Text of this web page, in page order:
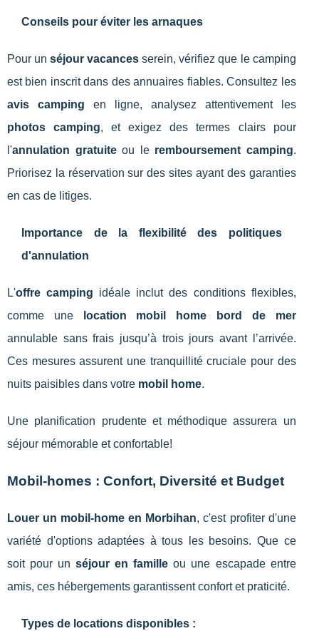
Conseils pour éviter les arnaques
Pour unséjour vacances serein, vérifiez que le camping
est bien inscrit dans des annuaires fiables. Consultez les
avis camping en ligne, analysez attentivement les
photos camping, et exigez des termes clairs pour
l'annulation gratuiteou le remboursement camping.
Priorisez la réservation sur des sites ayant des garanties
en cas de litiges.
Importance de la flexibilité des politiques
d'annulation
L'offre camping idéale inclut des conditions flexibles,
comme une
location mobil home bord de mer
annulable sans frais jusqu’à trois jours avant l’arrivée.
Ces mesures assurent une tranquillité cruciale pour des
nuits paisibles dans votre mobil home.
Une planification prudente et méthodique assurera un
séjour mémorable et confortable!
Mobil-homes : Confort, Diversité et Budget
Louer un mobil-home en Morbihan, c'est profiter d'une
variété d'options adaptées à tous les besoins. Que ce
soit pour unséjour en famille ou une escapade entre
amis, ces hébergements garantissent confort et praticité.
Types de locations disponibles :